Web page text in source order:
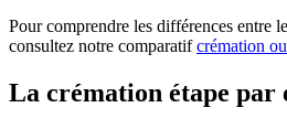
Pour comprendre les différences entre
consultez notre comparatif crémation
La crémation étape par